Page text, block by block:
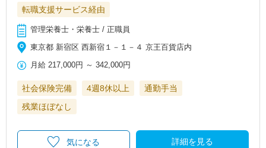
転職支援サービス経由
管理栄養士・栄養士 / 正職員
東京都 新宿区 西新宿１－１－４ 京王百貨店内
月給 217,000円 ～342,000円
社会保険完備 4週8休以上
通勤手当
残業ほぼなし
詳細を見る
気になる